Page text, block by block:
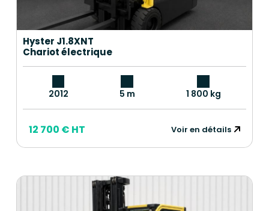
Hyster J1.8XNT
Chariot électrique
2012 5 m 1 800 kg
12 700 € HT Voir en détails